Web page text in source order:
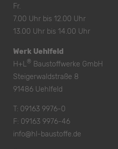
Fr.
7.00 Uhr bis 12.00 Uhr
13.00 Uhr bis 14.00 Uhr
Werk Uehlfeld
H+L® Baustoffwerke GmbH
Steigerwaldstraße 8
91486 Uehlfeld
T: 09163 9976-0
F: 09163 9976-46
info@hl-baustoffe.de